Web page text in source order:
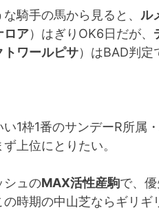
騎手の馬から見ると、 ル
ロア）はぎりOK6日だが、
トワールピサ）はBAD判定
1枠1番のサンデーR所属・
ず上位にとりたい。
シュのMAX活性産駒で、
の時期の中山芝ならギリ